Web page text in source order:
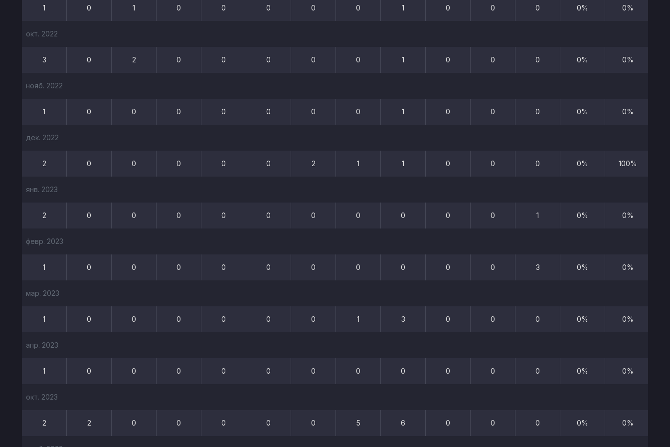
1 0 1 0 0 0 0 0 1 0 0 0 0% 0%
окт. 2022
3 0 2 0 0 0 0 0 1 0 0 0 0% 0%
нояб. 2022
1 0 0 0 0 0 0 0 1 0 0 0 0% 0%
дек. 2022
2 0 0 0 0 0 2 1 1 0 0 0 0% 100%
янв. 2023
2 0 0 0 0 0 0 0 0 0 0 1 0% 0%
февр. 2023
1 0 0 0 0 0 0 0 0 0 0 3 0% 0%
мар. 2023
1 0 0 0 0 0 0 1 3 0 0 0 0% 0%
апр. 2023
1 0 0 0 0 0 0 0 0 0 0 0 0% 0%
окт. 2023
2 2 0 0 0 0 0 5 6 0 0 0 0% 0%